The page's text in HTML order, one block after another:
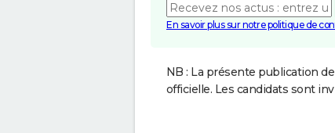
En savoir plus sur notre politique de
NB : La présente publication
officielle. Les candidats sont